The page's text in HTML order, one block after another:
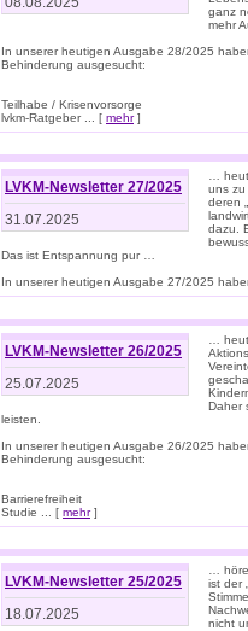
ganz
mehr
In unserer heutigen Ausgabe 28/2025
Behinderung ausgesucht:
Teilhabe / Krisenvorsorge
lvkm-Ratgeber ... [ mehr]
LVKM-Newsletter 27/2025
31.07.2025
…
uns zu
deren
dazu.
Das ist Entspannung pur …
In unserer heutigen Ausgabe 27/2025
LVKM-Newsletter 26/2025
25.07.2025
…
Daher
leisten.
In unserer heutigen Ausgabe 26/2025
Behinderung ausgesucht:
Barrierefreiheit
Studie ... [ mehr]
LVKM-Newsletter 25/2025
18.07.2025
…
ist der
nicht